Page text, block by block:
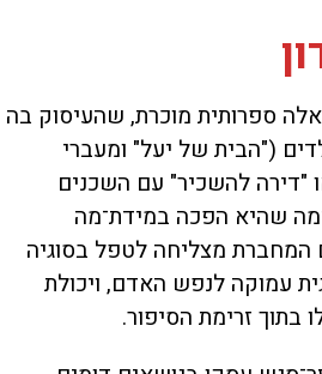
ספרותית מוכרת, שהעיסוק בה
("הבית של יעל" ומעברי
"דירה להשכיר" עם השכנים
שהיא הפכה במידת־מה
המחברת מצליחה לטפל בסוגיה
עמוקה לנפש האדם, ויכולת
בתוך זרימת הסיפור.